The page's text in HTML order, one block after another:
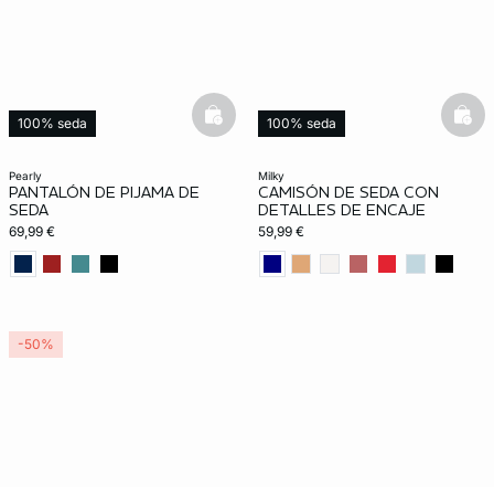
pearly
PANTALÓN DE PIJAMA DE
SEDA
69,99 €
100% seda basketfull
milky
CAMISÓN DE SEDA CON
DETALLES DE ENCAJE
59,99 €
100% seda
-50%